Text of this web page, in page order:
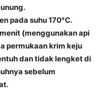
pada suhu 170°C.
(menggunakan api
permukaan krim keju
dan tidak lengket di
sebelum